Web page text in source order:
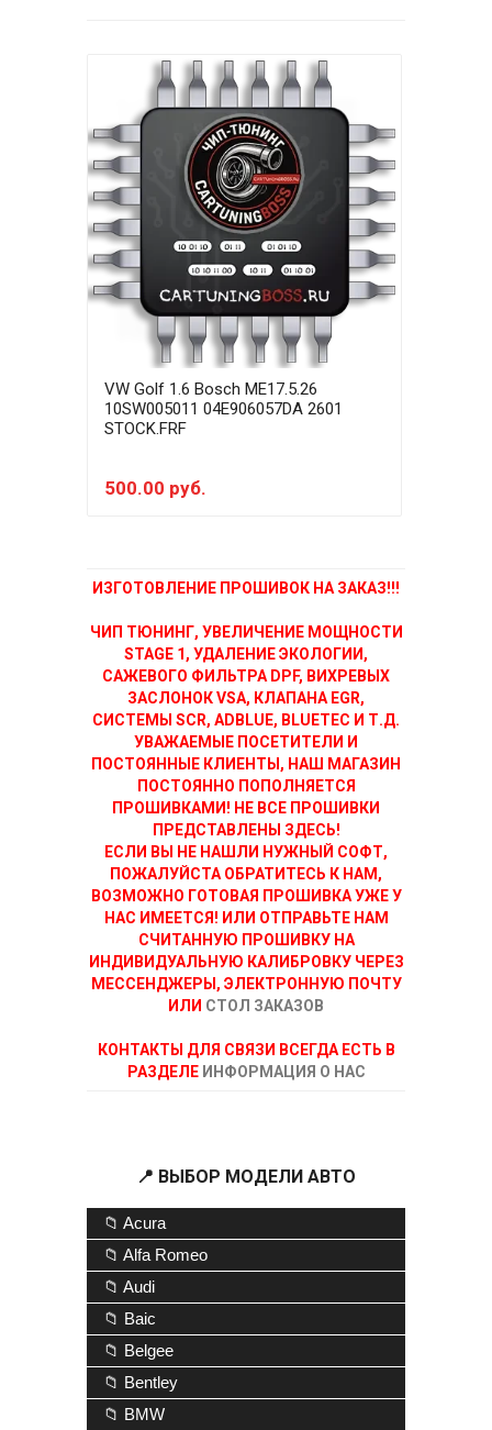
VW Golf 1.6 Bosch ME17.5.26
10SW005011 04E906057DA 2601
STOCK.FRF
500.00 руб.
ИЗГОТОВЛЕНИЕ ПРОШИВОК НА ЗАКАЗ!!!
ЧИП ТЮНИНГ, УВЕЛИЧЕНИЕ МОЩНОСТИ
STAGE 1, УДАЛЕНИЕ ЭКОЛОГИИ,
САЖЕВОГО ФИЛЬТРА DPF, ВИХРЕВЫХ
ЗАСЛОНОК VSA, КЛАПАНА EGR,
СИСТЕМЫ SCR, ADBLUE, BLUETEC И Т.Д.
УВАЖАЕМЫЕ ПОСЕТИТЕЛИ И
ПОСТОЯННЫЕ КЛИЕНТЫ, НАШ МАГАЗИН
ПОСТОЯННО ПОПОЛНЯЕТСЯ
ПРОШИВКАМИ! НЕ ВСЕ ПРОШИВКИ
ПРЕДСТАВЛЕНЫ ЗДЕСЬ!
ЕСЛИ ВЫ НЕ НАШЛИ НУЖНЫЙ СОФТ,
ПОЖАЛУЙСТА ОБРАТИТЕСЬ К НАМ,
ВОЗМОЖНО ГОТОВАЯ ПРОШИВКА УЖЕ У
НАС ИМЕЕТСЯ! ИЛИ ОТПРАВЬТЕ НАМ
СЧИТАННУЮ ПРОШИВКУ НА
ИНДИВИДУАЛЬНУЮ КАЛИБРОВКУ ЧЕРЕЗ
МЕССЕНДЖЕРЫ, ЭЛЕКТРОННУЮ ПОЧТУ
ИЛИ СТОЛ ЗАКАЗОВ
КОНТАКТЫ ДЛЯ СВЯЗИ ВСЕГДА ЕСТЬ В
РАЗДЕЛЕ ИНФОРМАЦИЯ О НАС
📍 ВЫБОР МОДЕЛИ АВТО
📁 Acura
📁 Alfa Romeo
📁 Audi
📁 Baic
📁 Belgee
📁 Bentley
📁 BMW